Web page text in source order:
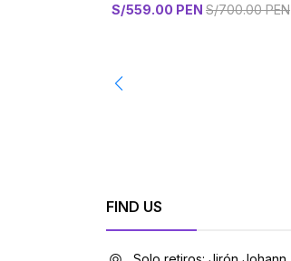
-
S/559.00 PEN S/700.00 PEN
FIND US